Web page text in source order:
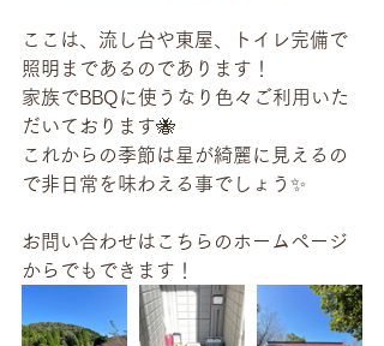
ここは、流し台や東屋、トイレ完備で
照明まであるのであります！
家族でBBQに使うなり色々ご利用いた
だいております🐝
これからの季節は星が綺麗に見えるの
で非日常を味わえる事でしょう✨
お問い合わせはこちらのホームページ
からでもできます！